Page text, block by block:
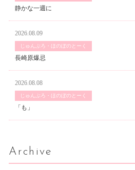
静かな一週に
2026.08.09
じゅんぶろ・ほのぼのとーく
長崎原爆忌
2026.08.08
じゅんぶろ・ほのぼのとーく
「も」
Archive